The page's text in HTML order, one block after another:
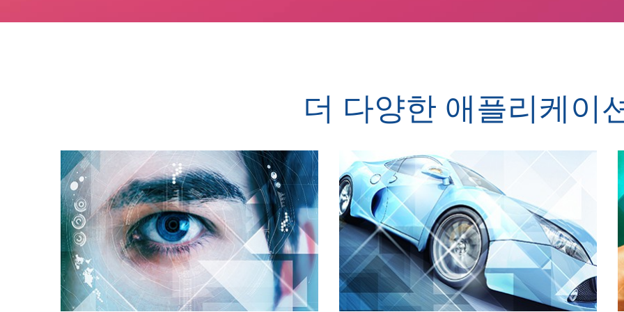
더 다양한 애플리케이